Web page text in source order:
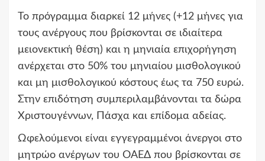
Το πρόγραμμα διαρκεί 12 μήνες (+12 μήνες για
τους ανέργους που βρίσκονται σε ιδιαίτερα
μειονεκτική θέση) και η μηνιαία επιχορήγηση
ανέρχεται στο 50% του μηνιαίου μισθολογικού
και μη μισθολογικού κόστους έως τα 750 ευρώ.
Στην επιδότηση συμπεριλαμβάνονται τα δώρα
Χριστουγέννων, Πάσχα και επίδομα αδείας.
Ωφελούμενοι είναι εγγεγραμμένοι άνεργοι στο
μητρώο ανέργων του ΟΑΕΔ που βρίσκονται σε